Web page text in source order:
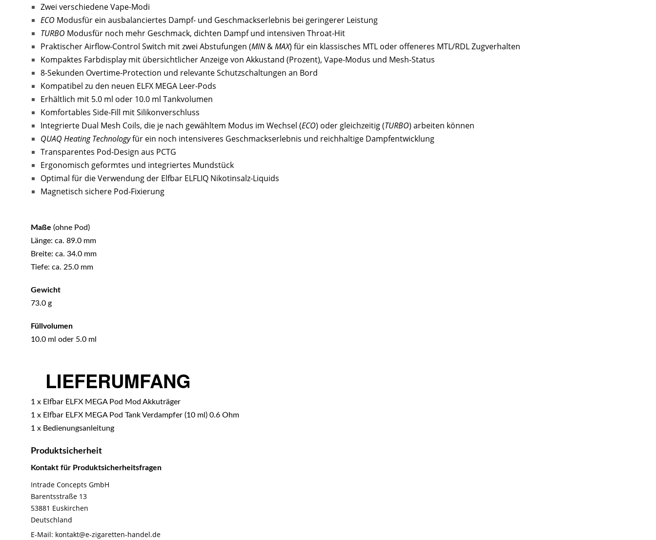
Zwei verschiedene Vape-Modi
ECO Modusfür ein ausbalanciertes Dampf- und Geschmackserlebnis bei geringerer Leistung
TURBO Modusfür noch mehr Geschmack, dichten Dampf und intensiven Throat-Hit
Praktischer Airflow-Control Switch mit zwei Abstufungen (MIN&MAX) für ein klassisches MTL oder offeneres MTL/RDL Zugverhalten
Kompaktes Farbdisplay mit übersichtlicher Anzeige von Akkustand (Prozent), Vape-Modus und Mesh-Status
8-Sekunden Overtime-Protection und relevante Schutzschaltungen an Bord
Kompatibel zu den neuen ELFX MEGA Leer-Pods
Erhältlich mit 5.0 ml oder 10.0 ml Tankvolumen
Komfortables Side-Fill mit Silikonverschluss
Integrierte Dual Mesh Coils, die je nach gewähltem Modus im Wechsel (ECO) oder gleichzeitig (TURBO) arbeiten können
QUAQ Heating Technologyfür ein noch intensiveres Geschmackserlebnis und reichhaltige Dampfentwicklung
Transparentes Pod-Design aus PCTG
Ergonomisch geformtes und integriertes Mundstück
Optimal für die Verwendung der Elfbar ELFLIQ Nikotinsalz-Liquids
Magnetisch sichere Pod-Fixierung
Maße (ohne Pod)
Länge: ca. 89.0 mm
Breite: ca. 34.0 mm
Tiefe: ca. 25.0 mm
Gewicht
73.0 g
Füllvolumen
10.0 ml oder 5.0 ml
LIEFERUMFANG
1 x Elfbar ELFX MEGA Pod Mod Akkuträger
1 x Elfbar ELFX MEGA Pod Tank Verdampfer (10 ml) 0.6 Ohm
1 x Bedienungsanleitung
Produktsicherheit
Kontakt für Produktsicherheitsfragen
Intrade Concepts GmbH
Barentsstraße 13
53881 Euskirchen
Deutschland
E-Mail: kontakt@e-zigaretten-handel.de